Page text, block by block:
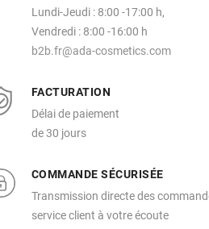
Lundi-Jeudi : 8:00 -17:00 h,
Vendredi : 8:00 -16:00 h
b2b.fr@ada-cosmetics.com
FACTURATION
Délai de paiement
de 30 jours
COMMANDE SÉCURISÉE
Transmission directe des
service client à votre écoute